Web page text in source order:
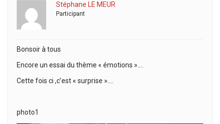
Stéphane LE MEUR
Participant
Bonsoir à tous
Encore un essai du thème « émotions »….
Cette fois ci ,c’est « surprise »….
photo1